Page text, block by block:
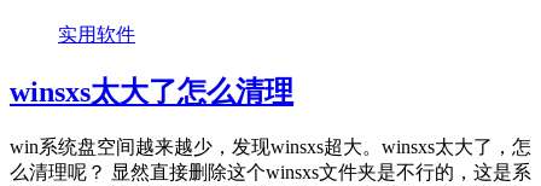
实用软件
winsxs太大了怎么清理
win系统盘空间越来越少，发现winsxs超大。winsxs太大了，怎
么清理呢？ 显然直接删除这个winsxs文件夹是不行的，这是系